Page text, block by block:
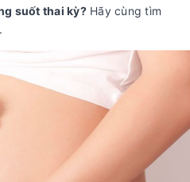
suốt thai kỳ?Hãy cùng tìm